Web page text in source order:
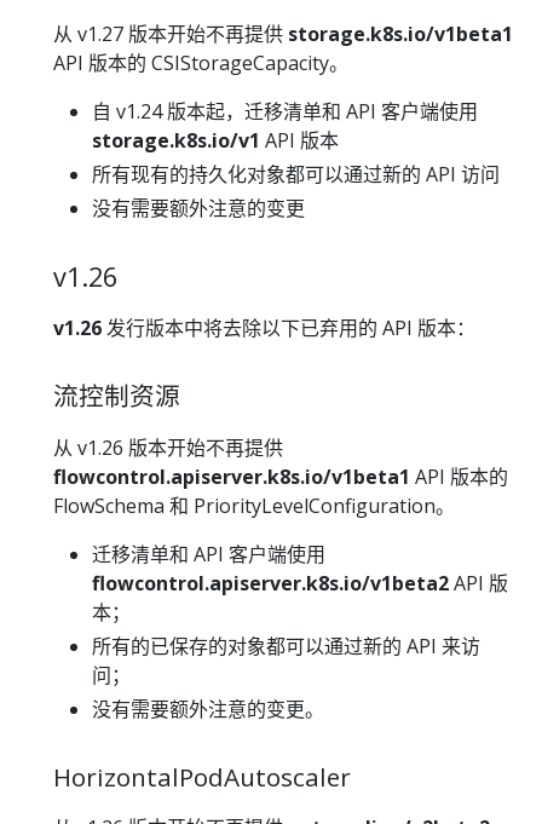
从 v1.27 版本开始不再提供 storage.k8s.io/v1beta1
API 版本的 CSIStorageCapacity。
自 v1.24 版本起，迁移清单和 API 客户端使用
storage.k8s.io/v1 API 版本
所有现有的持久化对象都可以通过新的 API 访问
没有需要额外注意的变更
v1.26
v1.26发行版本中将去除以下已弃用的 API 版本：
流控制资源
从 v1.26 版本开始不再提供
flowcontrol.apiserver.k8s.io/v1beta1 API 版本的
FlowSchema 和 PriorityLevelConfiguration。
迁移清单和 API 客户端使用
flowcontrol.apiserver.k8s.io/v1beta2API 版
本；
所有的已保存的对象都可以通过新的 API 来访
问；
没有需要额外注意的变更。
HorizontalPodAutoscaler